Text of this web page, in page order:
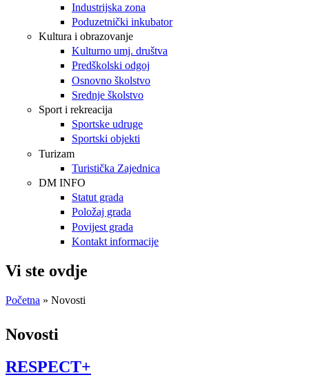
Industrijska zona
Poduzetnički inkubator
Kultura i obrazovanje
Kulturno umj. društva
Predškolski odgoj
Osnovno školstvo
Srednje školstvo
Sport i rekreacija
Sportske udruge
Sportski objekti
Turizam
Turistička Zajednica
DM INFO
Statut grada
Položaj grada
Povijest grada
Kontakt informacije
Vi ste ovdje
Početna » Novosti
Novosti
RESPECT+